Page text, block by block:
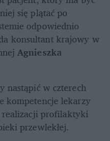
się plątać po
odpowiednio
konsultant krajowy w
Agnieszka
nastąpić w czterech
kompetencje lekarzy
realizacji profilaktyki
przewlekłej.